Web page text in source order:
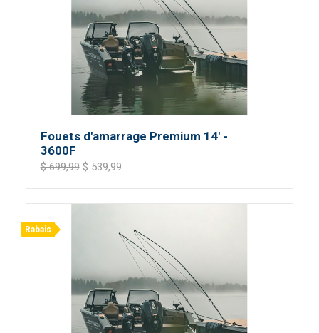
Fouets d'amarrage Premium 14' -
3600F
$ 699,99$ 539,99
Rabais